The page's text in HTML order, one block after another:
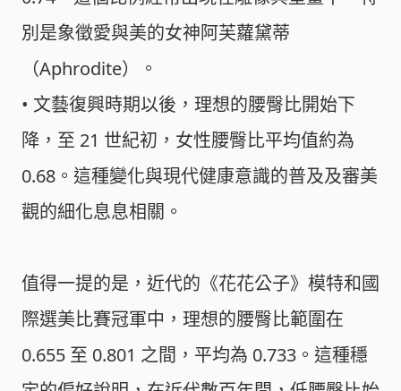
別是象徵愛與美的女神阿芙蘿黛蒂
（Aphrodite）。
• 文藝復興時期以後，理想的腰臀比開始下
降，至 21 世紀初，女性腰臀比平均值約為
0.68 。這種變化與現代健康意識的普及及審美
觀的細化息息相關。
值得一提的是，近代的《花花公子》模特和國
際選美比賽冠軍中，理想的腰臀比範圍在
0.655 至 0.801 之間，平均為 0.733 。這種穩